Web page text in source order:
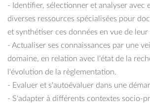
- Identifier, sélectionner et analyser avec
diverses ressources spécialisées pour
et synthétiser ces données en vue de
- Actualiser ses connaissances par une
domaine, en relation avec l'état de la
l'évolution de la règlementation.
- Evaluer et s'autoévaluer dans une
- S'adapter à différents contextes socio-